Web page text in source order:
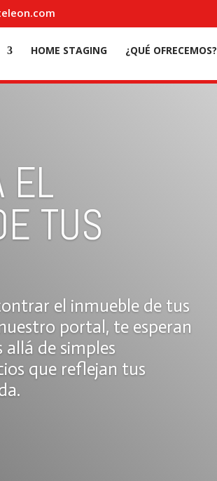
HOME STAGING ¿QUÉ OFRECEMOS?
EL
TUS
el inmueble de tus
portal, te esperan
de simples
que reflejan tus